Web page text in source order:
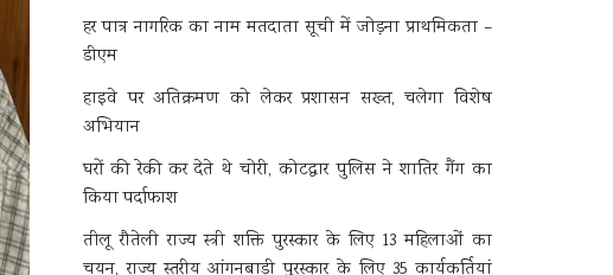
हर पात्र नागरिक का नाम मतदाता सूची में जोड़ना प्राथमिकता –
डीएम
हाइवे पर अतिक्रमण को लेकर प्रशासन सख्त, चलेगा विशेष
अभियान
घरों की रेकी कर देते थे चोरी, कोटद्वार पुलिस ने शातिर गैंग का
किया पर्दाफाश
तीलू रौतेली राज्य स्त्री शक्ति पुरस्कार के लिए 13 महिलाओं का